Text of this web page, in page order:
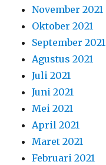
November 2021
Oktober 2021
September 2021
Agustus 2021
Juli 2021
Juni 2021
Mei 2021
April 2021
Maret 2021
Februari 2021